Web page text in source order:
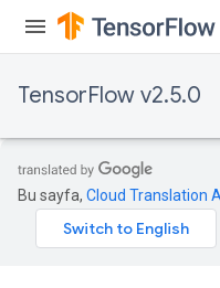
TensorFlow v2.5.0
Bu sayfa, Cloud Translation